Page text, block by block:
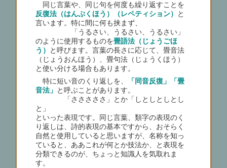
同じ言葉や、同じ句を何度も繰り返すことを
反復法（はんぷくほう）（レペティション）
と
言います。特に間に何も挟まず、
「うるさい、うるさい、うるさい」
のように使用するものを畳語法（じょうごほ
う）
と呼びます。言葉の長さに応じて、畳音法
（じょうおんほう）、畳句法（じょうくほう）
と使い分ける場合もあります。
特に短い音のくり返しを、
「同音反復」「畳
音法」 と呼ぶことがあります。
「さささささ」とか「しとしとしとし
と」
といった表現です。同じ言葉、類字の表現のく
り返しは、詩的表現の基本ですから、おそらく
自然と使用していると思いますが、名称を知っ
ていると、ああこれが何とか技法か、と表現を
分類できるのが、ちょっと知識人を気取れま
す。